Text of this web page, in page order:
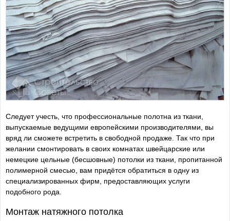
Следует учесть, что профессиональные полотна из ткани,
выпускаемые ведущими европейскими производителями, вы
вряд ли сможете встретить в свободной продаже. Так что при
желании смонтировать в своих комнатах швейцарские или
немецкие цельные (бесшовные) потолки из ткани, пропитанной
полимерной смесью, вам придётся обратиться в одну из
специализированных фирм, предоставляющих услуги
подобного рода.
Монтаж натяжного потолка